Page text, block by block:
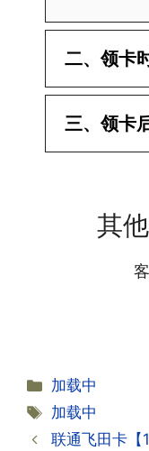
二、领卡
·1.已经操作
用呢?
详细套餐，
早上才可以
·2.激活成功
答:下载对应
APP,进行登
三、领卡
小哥处参加
业厅都可以;
信大部分都
资料都有详
其
分
类
加载中
标
签
加载中
联通飞田卡